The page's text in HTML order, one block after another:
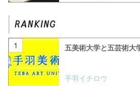
五美術大学と五芸術大
手羽イチロウ